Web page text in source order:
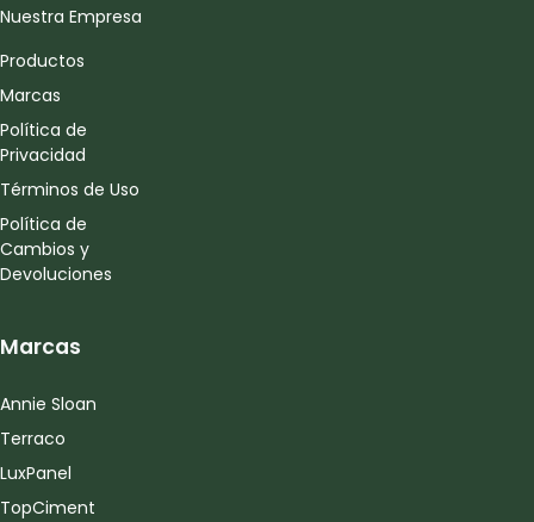
Nuestra Empresa
Productos
Marcas
Política de
Privacidad
Términos de Uso
Política de
Cambios y
Devoluciones
Marcas
Annie Sloan
Terraco
LuxPanel
TopCiment